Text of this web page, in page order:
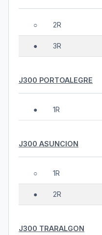
○ 2R
● 3R
J300 PORTOALEGRE
● 1R
J300 ASUNCION
○ 1R
● 2R
J300 TRARALGON